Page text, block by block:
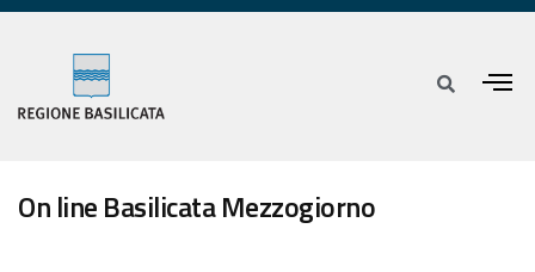
On line Basilicata Mezzogiorno